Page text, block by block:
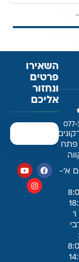
077-
פתח
א׳-
השאירו
פרטים
ונחזור
אליכם